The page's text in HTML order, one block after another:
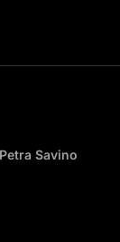
Petra Savino